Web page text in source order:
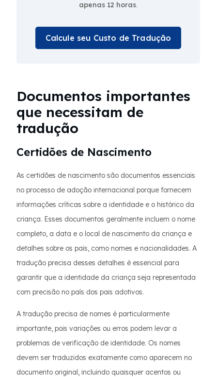
apenas 12 horas.
Calcule seu Custo de Tradução
Documentos importantes
que necessitam de
tradução
Certidões de Nascimento
As certidões de nascimento são documentos essenciais
no processo de adoção internacional porque fornecem
informações críticas sobre a identidade e o histórico da
criança. Esses documentos geralmente incluem o nome
completo, a data e o local de nascimento da criança e
detalhes sobre os pais, como nomes e nacionalidades. A
tradução precisa desses detalhes é essencial para
garantir que a identidade da criança seja representada
com precisão no país dos pais adotivos.
A tradução precisa de nomes é particularmente
importante, pois variações ou erros podem levar a
problemas de verificação de identidade. Os nomes
devem ser traduzidos exatamente como aparecem no
documento original, incluindo quaisquer acentos ou